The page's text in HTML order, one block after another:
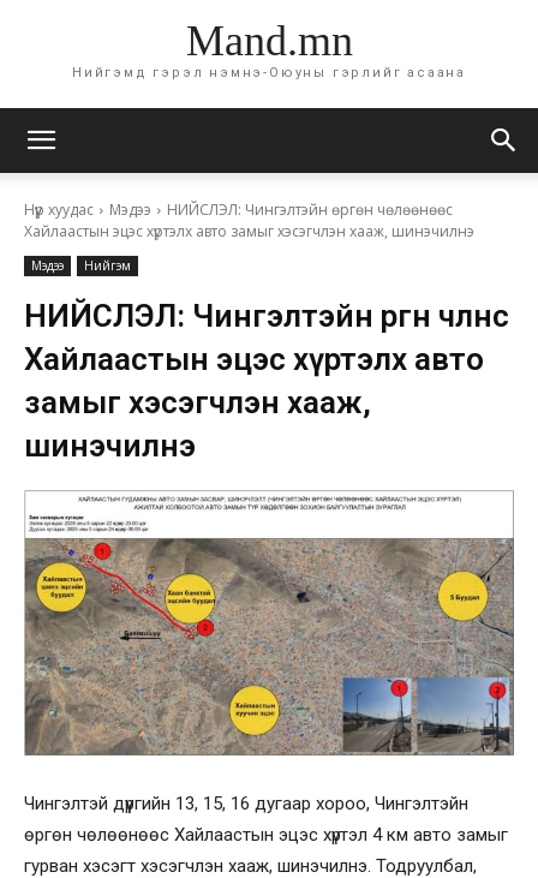
Mand.mn
Нийгэмд гэрэл нэмнэ-Оюуны гэрлийг асаана
Нүүр хуудас Мэдээ
НИЙСЛЭЛ: Чингэлтэйн өргөн чөлөөнөөс
Хайлаастын эцэс хүртэлх авто замыг хэсэгчлэн хааж, шинэчилнэ
Мэдээ Нийгэм
НИЙСЛЭЛ: Чингэлтэйн өргөн чөлөөнөөс
Хайлаастын эцэс хүртэлх авто
замыг хэсэгчлэн хааж,
шинэчилнэ
Чингэлтэй дүүргийн 13, 15, 16 дугаар хороо, Чингэлтэйн
өргөн чөлөөнөөс Хайлаастын эцэс хүртэл 4 км авто замыг
гурван хэсэгт хэсэгчлэн хааж, шинэчилнэ. Тодруулбал,